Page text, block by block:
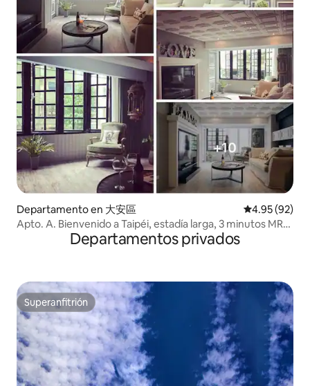
Departamento en 大安區 Calificación
4.95 (92)
Apto. A. Bienvenido a Taipéi, estadía larga, 3 minutos MRT
短月租6-8折Departamentos privados
Superanfitrión
Superanfitrión